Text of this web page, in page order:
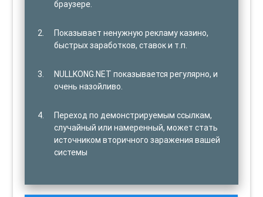
браузере.
Показывает ненужную рекламу казино,
быстрых заработков, ставок и т.п.
NULLKONG.NET показывается регулярно, и
очень назойливо.
Переход по демонстрируемым ссылкам,
случайный или намеренный, может стать
источником вторичного заражения вашей
системы